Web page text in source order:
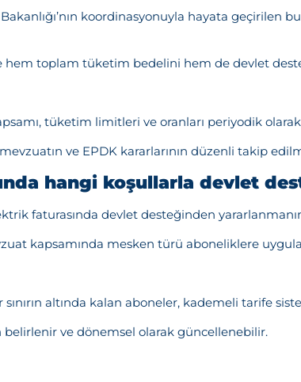
koordinasyonuyla hayata geçirilen
hem toplam tüketim bedelini hem de devlet
tüketim limitleri ve oranları periyodik
ve EPDK kararlarının düzenli takip
hangi koşullarla devlet
faturasında devlet desteğinden
kapsamında mesken türü aboneliklere
altında kalan aboneler, kademeli tarife
belirlenir ve dönemsel olarak güncellenebilir.